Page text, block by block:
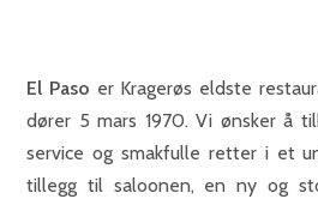
El Paso er Kragerøs eldste
dører 5 mars 1970. Vi ønsker å
service og smakfulle retter i et
tillegg til saloonen, en ny og